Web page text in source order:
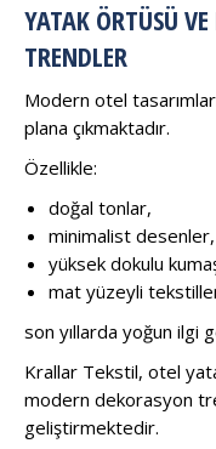
YATAK ÖRTÜSÜ
TRENDLER
Modern otel
plana çıkmaktadır.
Özellikle:
doğal tonlar,
minimalist desenler,
yüksek dokulu
mat yüzeyli
son yıllarda yoğun ilgi
Krallar Tekstil, otel
modern dekorasyon
geliştirmektedir.